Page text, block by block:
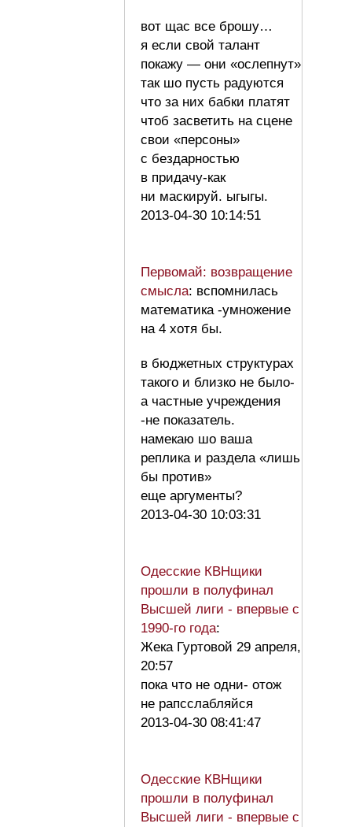
вот щас все брошу…
я если свой талант
покажу — они «ослепнут»
так шо пусть радуются
что за них бабки платят
чтоб засветить на сцене
свои «персоны»
с бездарностью
в придачу-как
ни маскируй. ыгыгы.
2013-04-30 10:14:51
Первомай: возвращение
смысла: вспомнилась
математика -умножение
на 4 хотя бы.
в бюджетных структурах
такого и близко не было-
а частные учреждения
-не показатель.
намекаю шо ваша
реплика и раздела «лишь
бы против»
еще аргументы?
2013-04-30 10:03:31
Одесские КВНщики
прошли в полуфинал
Высшей лиги - впервые с
1990-го года:
Жека Гуртовой 29 апреля,
20:57
пока что не одни- отож
не рапсслабляйся
2013-04-30 08:41:47
Одесские КВНщики
прошли в полуфинал
Высшей лиги - впервые с